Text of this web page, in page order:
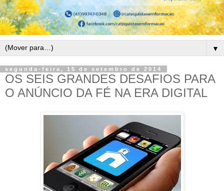
▼
segunda-feira, 15 de setembro de 2014
OS SEIS GRANDES DESAFIOS PARA
O ANÚNCIO DA FÉ NA ERA DIGITAL